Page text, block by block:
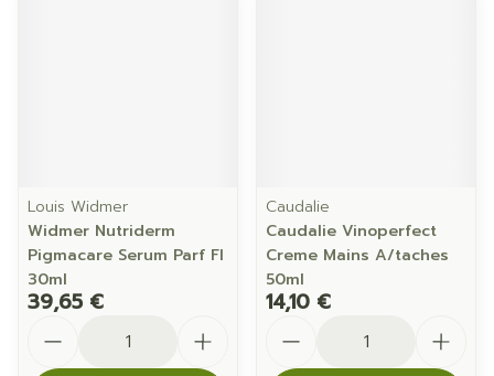
Louis Widmer
Widmer Nutriderm
Pigmacare Serum Parf Fl
30ml
39,65 €
Caudalie
Caudalie Vinoperfect
Creme Mains A/taches
50ml
14,10 €